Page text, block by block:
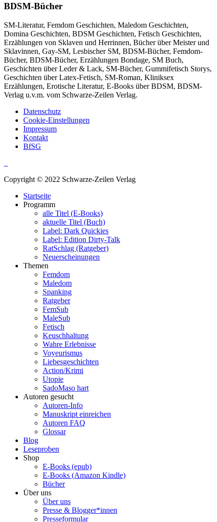
BDSM-Bücher
SM-Literatur, Femdom Geschichten, Maledom Geschichten,
Domina Geschichten, BDSM Geschichten, Fetisch Geschichten,
Erzählungen von Sklaven und Herrinnen, Bücher über Meister und
Sklavinnen, Gay-SM, Lesbischer SM, BDSM-Bücher, Femdom-
Bücher, BDSM-Bücher, Erzählungen Bondage, SM Buch,
Geschichten über Leder & Lack, SM-Bücher, Gummifetisch Storys,
Geschichten über Latex-Fetisch, SM-Roman, Kliniksex
Erzählungen, Erotische Literatur, E-Books über BDSM, BDSM-
Verlag u.v.m. vom Schwarze-Zeilen Verlag.
Datenschutz
Cookie-Einstellungen
Impressum
Kontakt
BfSG
Copyright © 2022 Schwarze-Zeilen Verlag
Startseite
Programm
alle Titel (E-Books)
aktuelle Titel (Buch)
Label: Dark Quickies
Label: Edition Dirty-Talk
RatSchlag (Ratgeber)
Neuerscheinungen
Themen
Femdom
Maledom
Spanking
Ratgeber
FemSub
MaleSub
Fetisch
Keuschhaltung
Wahre Erlebnisse
Voyeurismus
Liebesgeschichten
Action/Krimi
Utopie
SadoMaso hart
Autoren gesucht
Autoren-Info
Manuskript einreichen
Autoren FAQ
Glossar
Blog
Leseproben
Shop
E-Books (epub)
E-Books (Amazon Kindle)
Bücher
Über uns
Über uns
Presse & Blogger*innen
Presseformular